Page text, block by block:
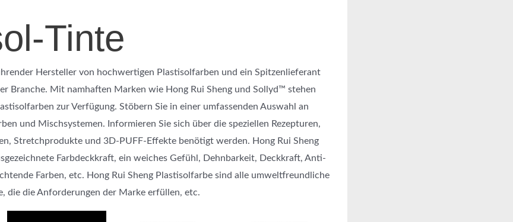
Tinte
Hersteller von hochwertigen Plastisolfarben und ein Spitzenlieferant
Branche. Mit namhaften Marken wie Hong Rui Sheng und Sollyd™ stehen
zur Verfügung. Stöbern Sie in einer umfassenden Auswahl an
und Mischsystemen. Informieren Sie sich über die speziellen Rezepturen,
Stretchprodukte und 3D-PUFF-Effekte benötigt werden. Hong Rui Sheng
Farbdeckkraft, ein weiches Gefühl, Dehnbarkeit, Deckkraft, Anti-
Farben, etc. Hong Rui Sheng Plastisolfarbe sind alle umweltfreundliche
die die Anforderungen der Marke erfüllen, etc.